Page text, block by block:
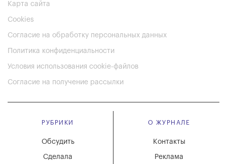
Карта сайта
Cookies
Согласие на обработку персональных данных
Политика конфиденциальности
Условия использования cookie-файлов
Согласие на получение рассылки
РУБРИКИ
Обсудить
Сделала
О ЖУРНАЛЕ
Реклама
Контакты